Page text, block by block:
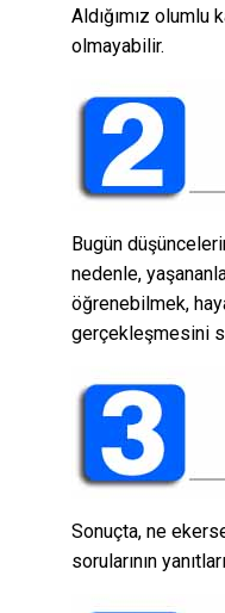
Aldığımız
olmayabilir.
Bugün
nedenle,
öğrenebilmek,
gerçekleşmesini
Sonuçta, ne
sorularının